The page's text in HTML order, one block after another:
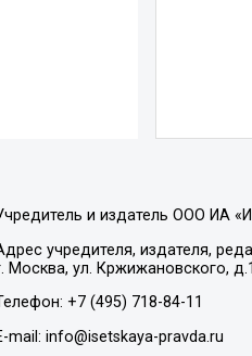
и издатель ООО ИА
учредителя, издателя,
Москва, ул. Кржижановского,
+7 (495) 718-84-11
mail: info@isetskaya-pravda.ru